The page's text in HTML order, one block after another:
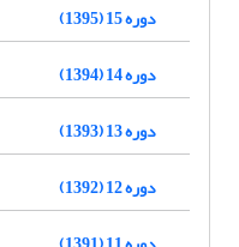
دوره 15 (1395)
دوره 14 (1394)
دوره 13 (1393)
دوره 12 (1392)